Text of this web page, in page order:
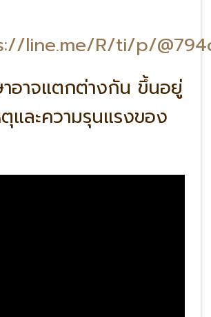
line.me/R/ti/p/
าอาจแตกต่างกัน ขึ้นอยู่
และความรุนแรงของ